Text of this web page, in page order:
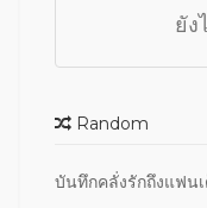
ยัง
Random
บันทึกคลั่งรักถึงแฟน